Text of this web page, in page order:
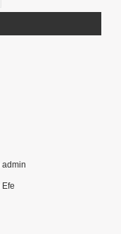
admin
Efe